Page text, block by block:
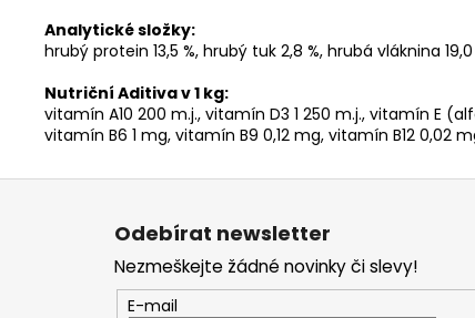
Analytické složky:
hrubý protein 13,5 %, hrubý tuk 2,8 %, hrubá vláknina
Nutriční Aditiva v 1 kg:
vitamín A10 200 m.j., vitamín D3 1 250 m.j., vitamín E
vitamín B6 1 mg, vitamín B9 0,12 mg, vitamín B12 0,02
Z
Odebírat newsletter
Nezmeškejte žádné novinky či slevy!
E-mail